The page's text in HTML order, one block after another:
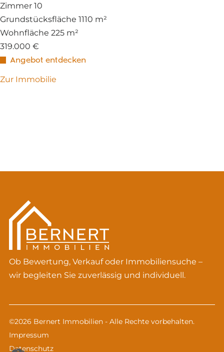
Zimmer 10
Grundstücksfläche 1110 m²
Wohnfläche 225 m²
319.000 €
Angebot entdecken
Zur Immobilie
Ob Bewertung, Verkauf oder Immobiliensuche –
wir begleiten Sie zuverlässig und individuell.
©2026 Bernert Immobilien - Alle Rechte vorbehalten.
Impressum
Datenschutz